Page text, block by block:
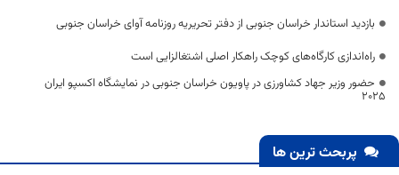
بازدید استاندار خراسان جنوبی از دفتر تحریریه روزنامه آوای خراسان جنوبی
راه‌اندازی کارگاه‌های کوچک راهکار اصلی اشتغالزایی است
حضور وزیر جهاد کشاورزی در پاویون خراسان جنوبی در نمایشگاه اکسپو ایران
۲۰۲۵
پربحث ترین ها